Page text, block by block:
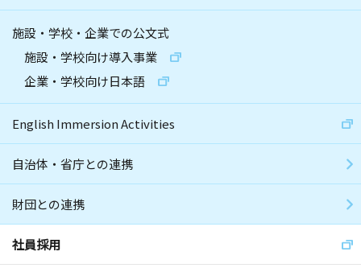
施設・学校・企業での公文式
施設・学校向け導入事業
企業・学校向け日本語
English Immersion Activities
自治体・省庁との連携
財団との連携
社員採用